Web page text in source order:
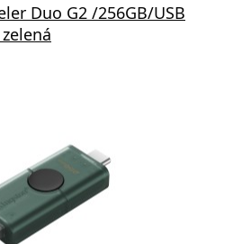
Duo G2 /256GB/USB